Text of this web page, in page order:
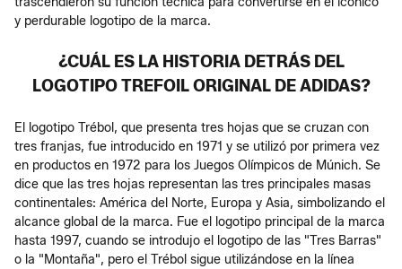
y perdurable logotipo de la marca.
¿CUÁL ES LA HISTORIA DETRÁS DEL
LOGOTIPO TREFOIL ORIGINAL DE ADIDAS?
El logotipo Trébol, que presenta tres hojas que se cruzan con
tres franjas, fue introducido en 1971 y se utilizó por primera vez
en productos en 1972 para los Juegos Olímpicos de Múnich. Se
dice que las tres hojas representan las tres principales masas
continentales: América del Norte, Europa y Asia, simbolizando el
alcance global de la marca. Fue el logotipo principal de la marca
hasta 1997, cuando se introdujo el logotipo de las "Tres Barras"
o la "Montaña", pero el Trébol sigue utilizándose en la línea